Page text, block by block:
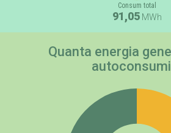
Consum total
91,05 MWh
Quanta energia